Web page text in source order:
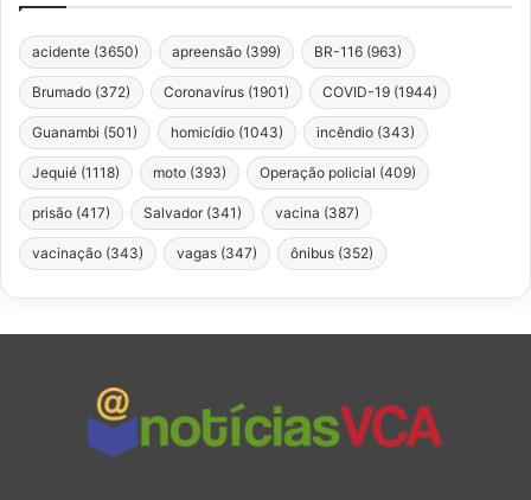
acidente (3650) apreensão (399) BR-116 (963)
Brumado (372) Coronavírus (1901) COVID-19 (1944)
Guanambi (501) homicídio (1043) incêndio (343)
Jequié (1118) moto (393) Operação policial (409)
prisão (417) Salvador (341) vacina (387)
vacinação (343) vagas (347) ônibus (352)